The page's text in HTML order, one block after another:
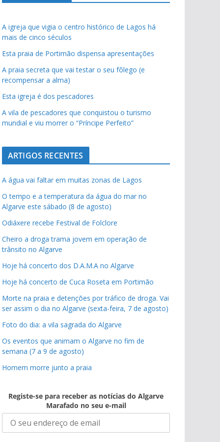
A igreja que vigia o centro histórico de Lagos há
mais de cinco séculos
Esta praia de Portimão dispensa apresentações
A praia secreta que vai testar o seu fôlego (e
recompensar a alma)
Esta igreja é dos pescadores
A vila de pescadores que conquistou o turismo
mundial e viu morrer o “Príncipe Perfeito”
ARTIGOS RECENTES
A água vai faltar em muitas zonas de Lagos
O tempo e a temperatura da água do mar no
Algarve este sábado (8 de agosto)
Odiáxere recebe Festival de Folclore
Cheiro a droga trama jovem em operação de
trânsito no Algarve
Hoje há concerto dos D.A.M.A no Algarve
Hoje há concerto de Cuca Roseta em Portimão
Morte na praia e detenções por tráfico de droga. Vai
ser assim o dia no Algarve (sexta-feira, 7 de agosto)
Foto do dia: a vila sagrada do Algarve
Os eventos que animam o Algarve no fim de
semana (7 a 9 de agosto)
Homem morre junto a praia
Registe-se para receber as notícias do Algarve
Marafado no seu e-mail